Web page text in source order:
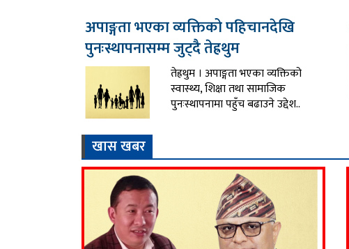
अपाङ्गता भएका व्यक्तिको पहिचानदेखि
पुनःस्थापनासम्म जुट्दै तेह्रथुम
तेह्रथुम । अपाङ्गता भएका व्यक्तिको
स्वास्थ्य, शिक्षा तथा सामाजिक
पुनःस्थापनामा पहुँच बढाउने उद्देश..
खास खबर